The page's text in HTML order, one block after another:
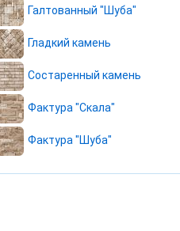
Галтованный "Шуба"
Гладкий камень
Состаренный камень
Фактура "Скала"
Фактура "Шуба"